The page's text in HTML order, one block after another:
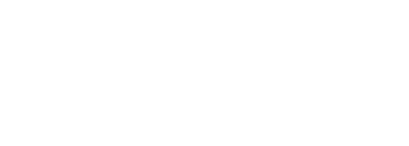
通知します。
ムロン制御